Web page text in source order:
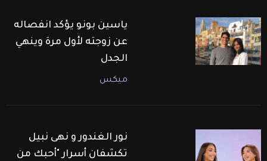
ياسين بونو يؤكد انفصاله
عن زوجته لأول مرة وينهي
الجدل
ميكس
نور الغندور و نهى نبيل
تكشفان أسرار "أحبك من